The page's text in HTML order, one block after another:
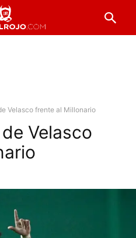
Velasco frente al Millonario
Velasco